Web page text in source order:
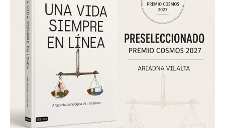
sienten perdidas frente al uso de pantallas.
Amo la tecnología. Pero también me he sentido
abrumada, dispersa o emocionalmente desconectada
por su uso excesivo.
Por eso nace este espacio: para repensar lo digital,
reconectar con lo humano y encontrar formas más
sanas de habitar este mundo entre pantallas.